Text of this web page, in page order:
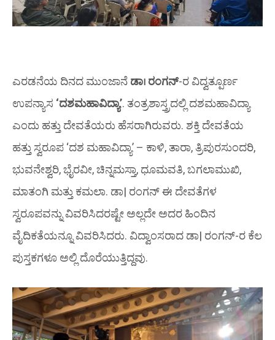
ಎರಡನೆಯ ದಿನದ ಮುಂಜಾನೆ ಡಾ। ರಂಗನ್-ರ ವಿದ್ವತ್ಪೂರ್ಣ
ಉಪನ್ಯಾಸ ‘ದಶಮಹಾವಿದ್ಯಾ’. ತಂತ್ರಶಾಸ್ತ್ರದಲ್ಲಿ ದಶಮಹಾವಿದ್ಯಾ
ಎಂದು ಹತ್ತು ದೇವತೆಯರು ಹೆಸರಾಗಿರುವರು. ಶಕ್ತಿ ದೇವತೆಯ
ಹತ್ತು ಸ್ವರೂಪ ‘ದಶ ಮಹಾವಿದ್ಯಾ’ – ಕಾಳಿ, ತಾರಾ, ತ್ರಿಪುರಸುಂದರಿ,
ಭುವನೇಶ್ವರಿ, ಭೈರವೀ, ಚಿನ್ನಮಸ್ತಾ, ಧೂಮವತಿ, ಬಗಲಾಮುಖಿ,
ಮಾತಂಗಿ ಮತ್ತು ಕಮಲಾ. ಡಾ| ರಂಗನ್ ಈ ದೇವತೆಗಳ
ಸ್ವರೂಪವನ್ನು ವಿವರಿಸಿದರಷ್ಟೇ ಅಲ್ಲದೇ ಅದರ ಹಿಂದಿನ
ವೈದಿಕತೆಯನ್ನೂ ವಿವರಿಸಿದರು. ವಿದ್ವಾಂಸರಾದ ಡಾ| ರಂಗನ್-ರ ಕೆಲ
ಪುಸ್ತಕಗಳೂ ಅಲ್ಲಿ ದೊರೆಯುತ್ತಿದ್ದವು.